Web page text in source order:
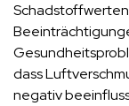
dass
negativ